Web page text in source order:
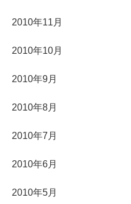
2010年11月
2010年10月
2010年9月
2010年8月
2010年7月
2010年6月
2010年5月